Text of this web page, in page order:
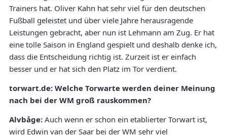
Trainers hat. Oliver Kahn hat sehr viel für den deutschen
Fußball geleistet und über viele Jahre herausragende
Leistungen gebracht, aber nun ist Lehmann am Zug. Er hat
eine tolle Saison in England gespielt und deshalb denke ich,
dass die Entscheidung richtig ist. Zurzeit ist er einfach
besser und er hat sich den Platz im Tor verdient.
torwart.de: Welche Torwarte werden deiner Meinung
nach bei der WM groß rauskommen?
Alvbåge: Auch wenn er schon ein etablierter Torwart ist,
wird Edwin van der Saar bei der WM sehr viel